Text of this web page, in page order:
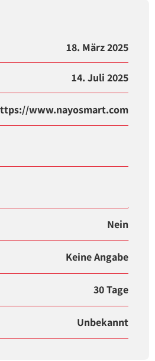
18. März 2025
14. Juli 2025
www.nayosmart.com
Nein
Keine Angabe
30 Tage
Unbekannt